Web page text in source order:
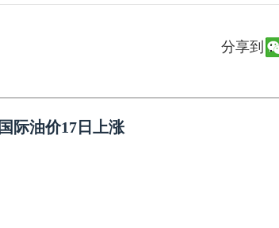
分享到：
国际油价17日上涨